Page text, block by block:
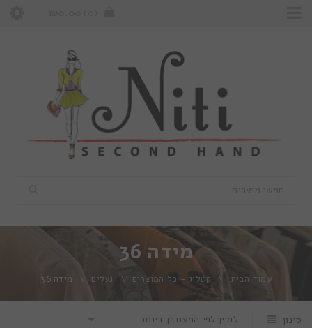
מידה 36
עמוד הבית \ קטלוג – כל המוצרים \ נעלים \ מידה 36
סינון למיין לפי המעודכן ביותר